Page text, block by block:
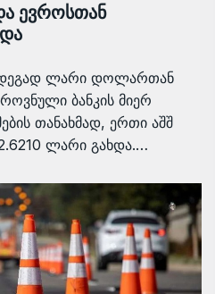
ევროსთან
ლარი დოლართან
ბანკის მიერ
თანახმად, ერთი აშშ
ლარი გახდა.…